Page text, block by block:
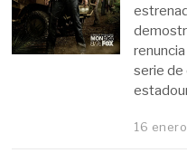
serie de
16